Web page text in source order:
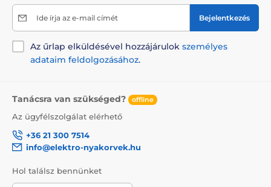
Ide írja az e-mail címét Bejelentkezés
Az űrlap elküldésével hozzájárulok személyes
adataim feldolgozásához.
Tanácsra van szükséged? offline
Az ügyfélszolgálat elérhető
+36 21 300 7514
info@elektro-nyakorvek.hu
Hol találsz bennünket